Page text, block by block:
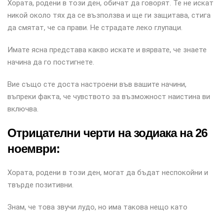
Хората, родени в този ден, обичат да говорят. Те не искат
никой около тях да се възползва и ще ги защитава, стига
да смятат, че са прави. Не страдате леко глупаци.
Имате ясна представа какво искате и вярвате, че знаете
начина да го постигнете.
Вие също сте доста настроени във вашите начини,
въпреки факта, че чувството за възможност наистина ви
включва.
Отрицателни черти на зодиака на 26
ноември:
Хората, родени в този ден, могат да бъдат неспокойни и
твърде позитивни.
Знам, че това звучи лудо, но има такова нещо като